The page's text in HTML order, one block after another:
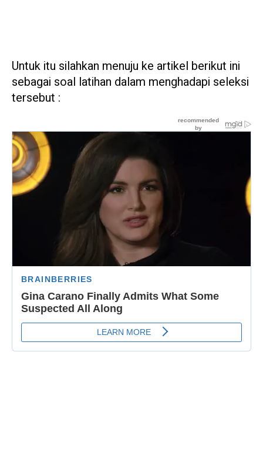
Untuk itu silahkan menuju ke artikel berikut ini
sebagai soal latihan dalam menghadapi seleksi
tersebut :